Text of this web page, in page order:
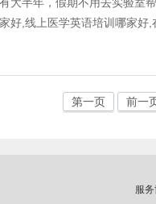
好,线上医学英语培训哪家
第一页 前一
服